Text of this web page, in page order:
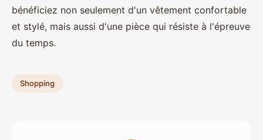
bénéficiez non seulement d'un vêtement confortable
et stylé, mais aussi d'une pièce qui résiste à l'épreuve
du temps.
Shopping